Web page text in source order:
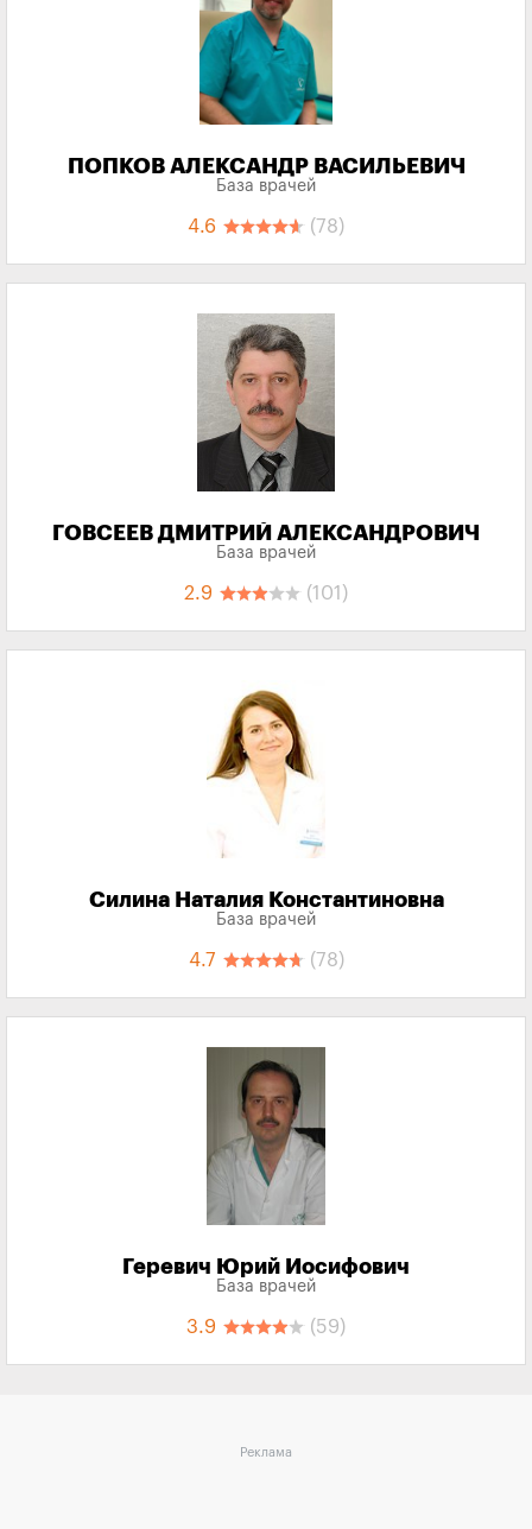
ПОПКОВ АЛЕКСАНДР ВАСИЛЬЕВИЧ
База врачей
4.6 (78)
ГОВСЕЕВ ДМИТРИЙ АЛЕКСАНДРОВИЧ
База врачей
2.9 (101)
Силина Наталия Константиновна
База врачей
4.7 (78)
Геревич Юрий Иосифович
База врачей
3.9 (59)
Реклама